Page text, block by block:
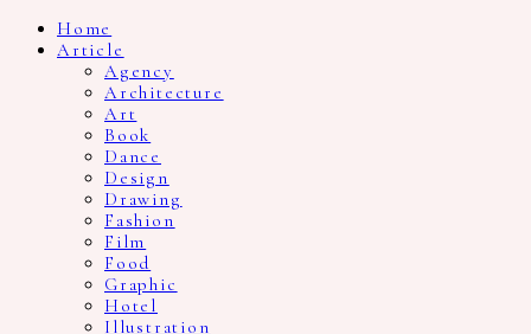
Home
Article
Agency
Architecture
Art
Book
Dance
Design
Drawing
Fashion
Film
Food
Graphic
Hotel
Illustration